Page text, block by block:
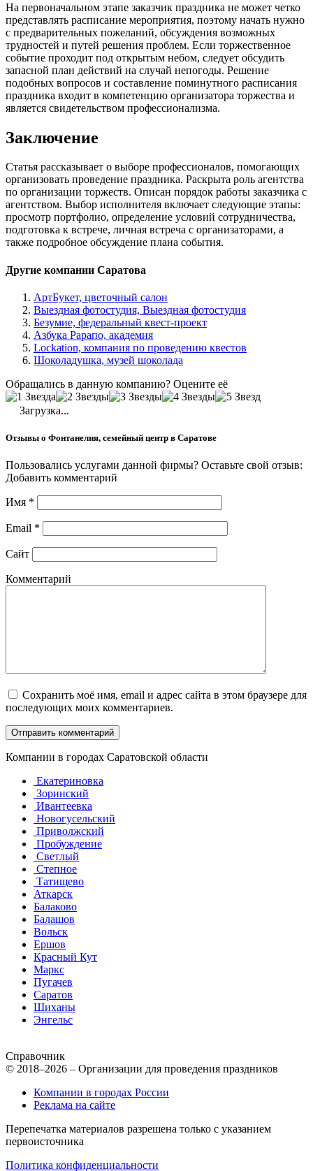
На первоначальном этапе заказчик праздника не может четко
представлять расписание мероприятия, поэтому начать нужно
с предварительных пожеланий, обсуждения возможных
трудностей и путей решения проблем. Если торжественное
событие проходит под открытым небом, следует обсудить
запасной план действий на случай непогоды. Решение
подобных вопросов и составление поминутного расписания
праздника входит в компетенцию организатора торжества и
является свидетельством профессионализма.
Заключение
Статья рассказывает о выборе профессионалов, помогающих
организовать проведение праздника. Раскрыта роль агентства
по организации торжеств. Описан порядок работы заказчика с
агентством. Выбор исполнителя включает следующие этапы:
просмотр портфолио, определение условий сотрудничества,
подготовка к встрече, личная встреча с организаторами, а
также подробное обсуждение плана события.
Другие компании Саратова
АртБукет, цветочный салон
Выездная фотостудия, Выездная фотостудия
Безумие, федеральный квест-проект
Азбука Рарапо, академия
Lockation, компания по проведению квестов
Шоколадушка, музей шоколада
Обращались в данную компанию? Оцените её
Загрузка...
Отзывы о Фонтанелия, семейный центр в Саратове
Пользовались услугами данной фирмы? Оставьте свой отзыв:
Добавить комментарий
Имя *
Email *
Сайт
Комментарий
Сохранить моё имя, email и адрес сайта в этом браузере для
последующих моих комментариев.
Компании в городах Саратовской области
Екатериновка
Зоринский
Ивантеевка
Новогусельский
Приволжский
Пробуждение
Светлый
Степное
Татищево
Аткарск
Балаково
Балашов
Вольск
Ершов
Красный Кут
Маркс
Пугачев
Саратов
Шиханы
Энгельс
Справочник
© 2018–2026 – Организации для проведения праздников
Компании в городах России
Реклама на сайте
Перепечатка материалов разрешена только с указанием
первоисточника
Политика конфиденциальности